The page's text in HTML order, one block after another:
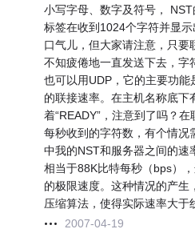
小写字母、数字及符号，
标签在收到1024个字符并显
口气儿，但大家请注意，只要
不知疲倦地一直发送下去，字
也可以用UDP，它的主要功能
的联接速率。在主机名称底下
着“READY”，注意到了吗？
每秒收到的字符数，有个情况
中我的NST和服务器之间的速
相当于88K比特每秒（bps）
的极限速度。这种情况的产生
压缩算法，使得实际速率大于
2007-04-19